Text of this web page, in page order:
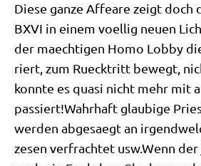
Die­se gan­ze Affea­re zeigt doch
BXVI in einem voel­lig neu­en
der maech­ti­gen Homo Lob­by
riert, zum Rueck­tritt bewegt,
konn­te es qua­si nicht mehr mit
passiert!Wahrhaft glau­bi­ge
wer­den abge­saegt an
ze­sen ver­frach­tet usw.Wenn der